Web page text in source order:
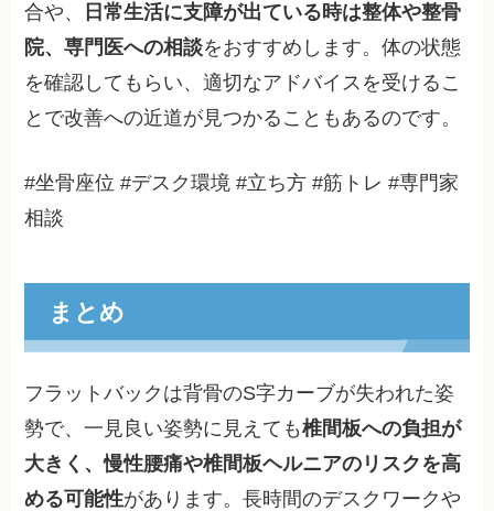
合や、
日常生活に支障が出ている時は整体や整骨
院、専門医への相談をおすすめします。体の状態
を確認してもらい、適切なアドバイスを受けるこ
とで改善への近道が見つかることもあるのです。
#坐骨座位 #デスク環境 #立ち方 #筋トレ #専門家
相談
まとめ
フラットバックは背骨のS字カーブが失われた姿
勢で、一見良い姿勢に見えても椎間板への負担が
大きく、慢性腰痛や椎間板ヘルニアのリスクを高
める可能性があります。長時間のデスクワークや